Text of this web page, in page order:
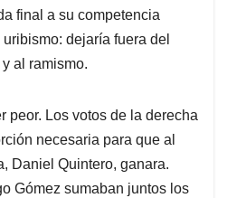
final a su competencia
dejaría fuera del
al ramismo.
peor. Los votos de la derecha
necesaria para que al
Daniel Quintero, ganara.
Gómez sumaban juntos los